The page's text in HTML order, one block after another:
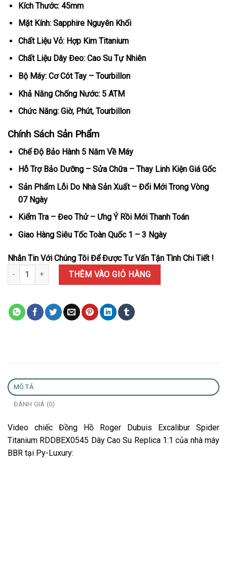
Kích Thước: 45mm
Mặt Kính: Sapphire Nguyên Khối
Chất Liệu Vỏ: Hợp Kim Titanium
Chất Liệu Dây Đeo: Cao Su Tự Nhiên
Bộ Máy: Cơ Cót Tay – Tourbillon
Khả Năng Chống Nước: 5 ATM
Chức Năng: Giờ, Phút, Tourbillon
Chính Sách Sản Phẩm
Chế Độ Bảo Hành 5 Năm Về Máy
Hỗ Trợ Bảo Dưỡng – Sửa Chữa – Thay Linh Kiện Giá Gốc
Sản Phẩm Lỗi Do Nhà Sản Xuất – Đổi Mới Trong Vòng
07 Ngày
Kiểm Tra – Đeo Thử – Ưng Ý Rồi Mới Thanh Toán
Giao Hàng Siêu Tốc Toàn Quốc 1 – 3 Ngày
Nhắn Tin Với Chúng Tôi Để Được Tư Vấn Tận Tình Chi Tiết !
Đồng Hồ Roger Dubuis Excalibur Spider Titanium RDDBEX0545
THÊM VÀO GIỎ HÀNG
MÔ TẢ
ĐÁNH GIÁ (0)
Video chiếc Đồng Hồ Roger Dubuis Excalibur Spider
Titanium RDDBEX0545 Dây Cao Su Replica 1:1 của nhà máy
BBR tại Py-Luxury: